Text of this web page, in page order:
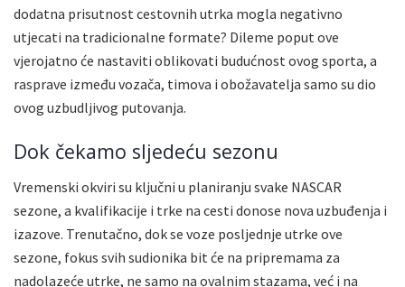
dodatna prisutnost cestovnih utrka mogla negativno
utjecati na tradicionalne formate? Dileme poput ove
vjerojatno će nastaviti oblikovati budućnost ovog sporta, a
rasprave između vozača, timova i obožavatelja samo su dio
ovog uzbudljivog putovanja.
Dok čekamo sljedeću sezonu
Vremenski okviri su ključni u planiranju svake NASCAR
sezone, a kvalifikacije i trke na cesti donose nova uzbuđenja i
izazove. Trenutačno, dok se voze posljednje utrke ove
sezone, fokus svih sudionika bit će na pripremama za
nadolazeće utrke, ne samo na ovalnim stazama, već i na